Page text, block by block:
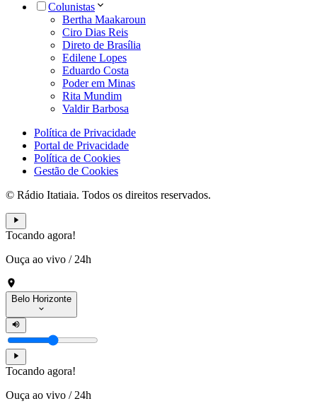
Colunistas
Bertha Maakaroun
Ciro Dias Reis
Direto de Brasília
Edilene Lopes
Eduardo Costa
Poder em Minas
Rita Mundim
Valdir Barbosa
Política de Privacidade
Portal de Privacidade
Política de Cookies
Gestão de Cookies
© Rádio Itatiaia. Todos os direitos reservados.
Tocando agora!
Ouça ao vivo / 24h
Belo Horizonte
Tocando agora!
Ouça ao vivo / 24h